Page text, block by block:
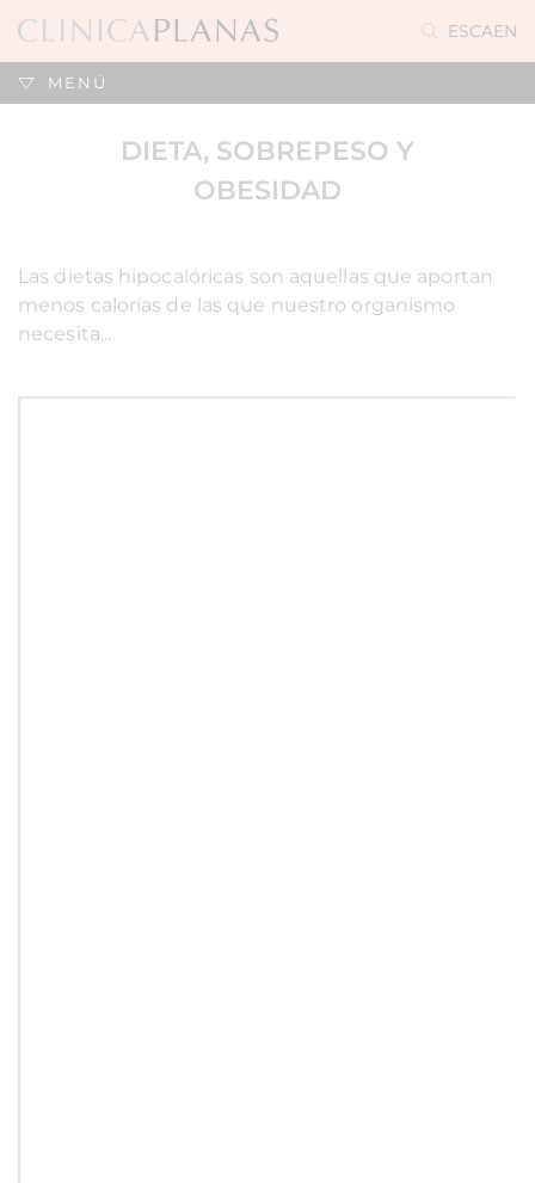
ESCAEN
MENÚ
DIETA, SOBREPESO Y
OBESIDAD
Las dietas hipocalóricas son aquellas que aportan
menos calorías de las que nuestro organismo
necesita...